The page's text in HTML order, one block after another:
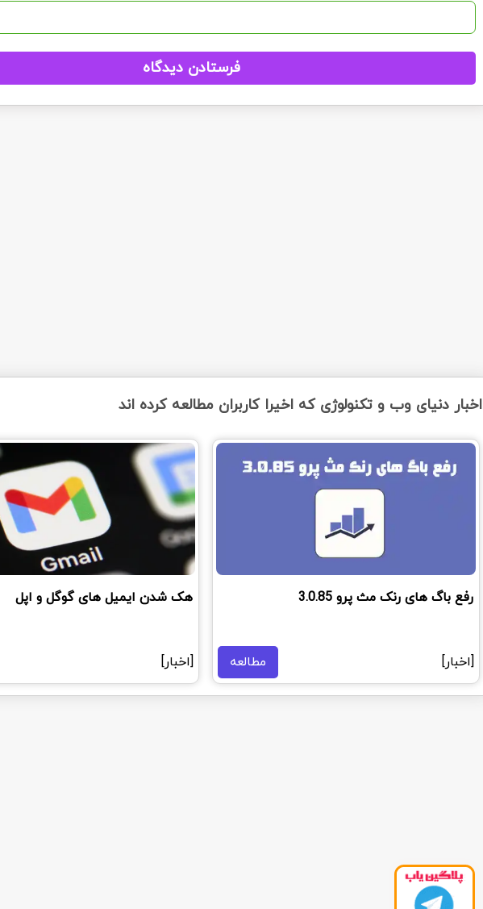
اخبار دنیای وب و تکنولوژی که اخیرا کاربران مطالعه کرده اند
رفع باگ های رنک مث پرو 3.0.85
[اخبار] مطالعه
هک شدن ایمیل های گوگل و اپل
[اخبار]